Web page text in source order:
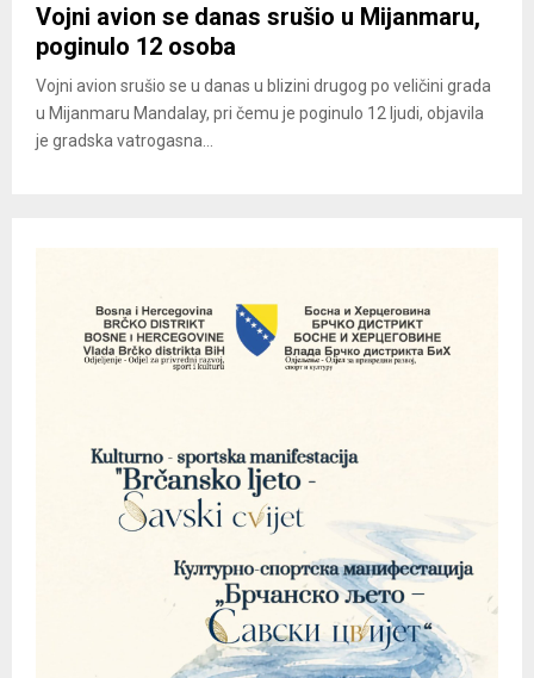
Vojni avion se danas srušio u Mijanmaru,
poginulo 12 osoba
Vojni avion srušio se u danas u blizini drugog po veličini grada
u Mijanmaru Mandalay, pri čemu je poginulo 12 ljudi, objavila
je gradska vatrogasna...